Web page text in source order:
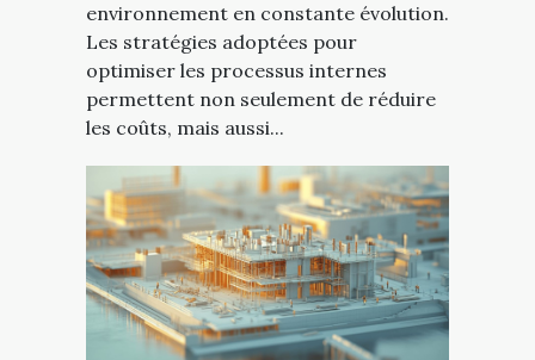
environnement en constante évolution.
Les stratégies adoptées pour
optimiser les processus internes
permettent non seulement de réduire
les coûts, mais aussi...